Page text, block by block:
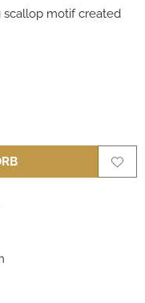
scallop motif created